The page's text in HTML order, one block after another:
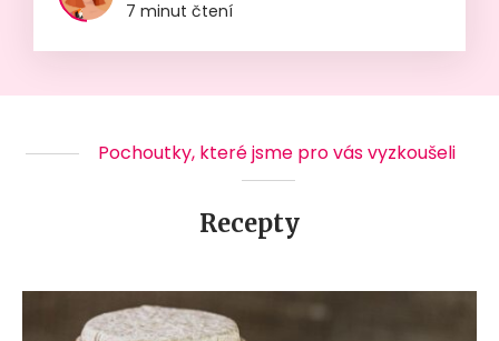
7 minut čtení
Pochoutky, které jsme pro vás vyzkoušeli
Recepty